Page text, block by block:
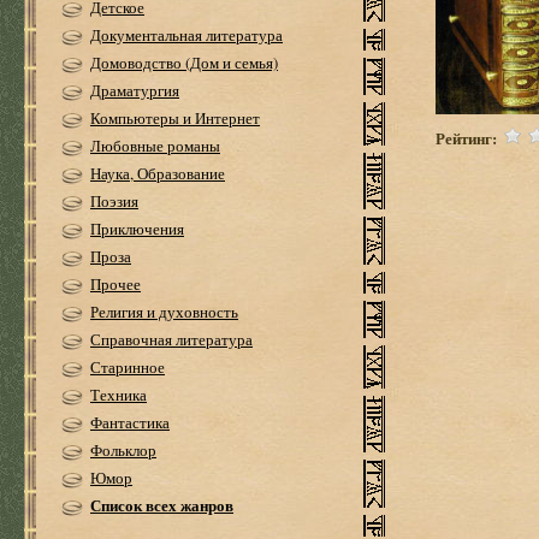
Детское
Документальная литература
Домоводство (Дом и семья)
Драматургия
Компьютеры и Интернет
Любовные романы
Наука, Образование
Поэзия
Приключения
Проза
Прочее
Религия и духовность
Справочная литература
Старинное
Техника
Фантастика
Фольклор
Юмор
Список всех жанров
Рейтинг: